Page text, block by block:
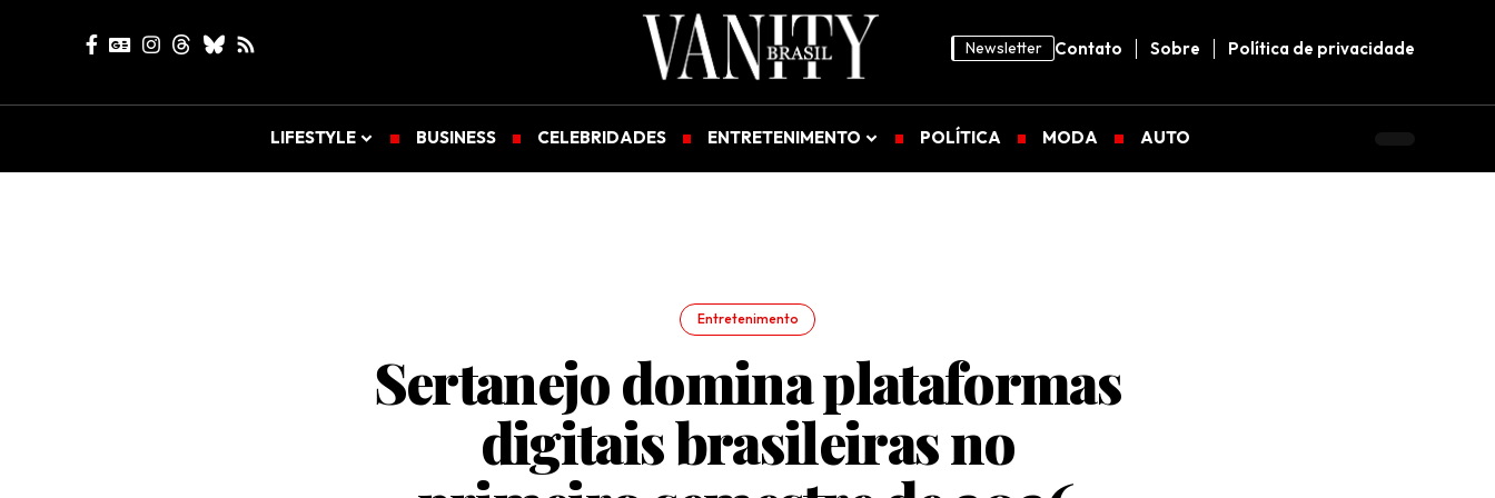
Newsletter Contato Sobre Política de privacidade
LIFESTYLE BUSINESS CELEBRIDADES ENTRETENIMENTO POLÍTICA MODA AUTO
Entretenimento
Sertanejo domina plataformas
digitais brasileiras no